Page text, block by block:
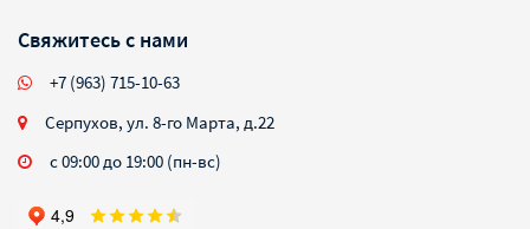
Свяжитесь с нами
+7 (963) 715-10-63
Серпухов, ул. 8-го Марта, д.22
с 09:00 до 19:00 (пн-вс)